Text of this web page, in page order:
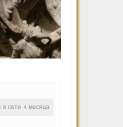
в сети 4 месяца